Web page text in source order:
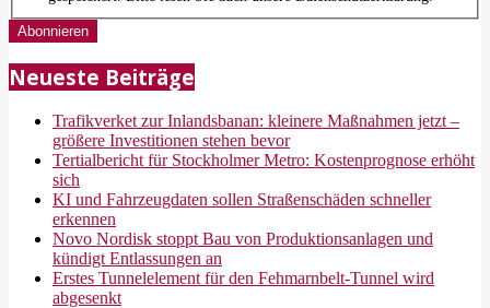
Neueste Beiträge
Trafikverket zur Inlandsbanan: kleinere Maßnahmen jetzt –
größere Investitionen stehen bevor
Tertialbericht für Stockholmer Metro: Kostenprognose erhöht
sich
KI und Fahrzeugdaten sollen Straßenschäden schneller
erkennen
Novo Nordisk stoppt Bau von Produktionsanlagen und
kündigt Entlassungen an
Erstes Tunnelelement für den Fehmarnbelt-Tunnel wird
abgesenkt